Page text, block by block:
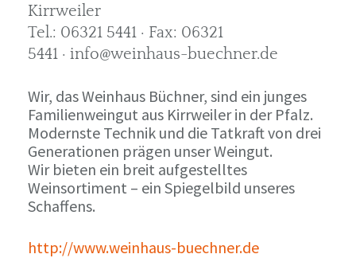
Kirrweiler
Tel.: 06321 5441 · Fax: 06321
5441 · info@weinhaus-buechner.de
Wir, das Weinhaus Büchner, sind ein junges
Familienweingut aus Kirrweiler in der Pfalz.
Modernste Technik und die Tatkraft von drei
Generationen prägen unser Weingut.
Wir bieten ein breit aufgestelltes
Weinsortiment – ein Spiegelbild unseres
Schaffens.
http://www.weinhaus-buechner.de